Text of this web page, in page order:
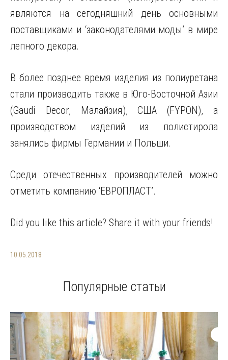
являются на сегодняшний день основными
поставщиками и ‘законодателями моды’ в мире
лепного декора.
В более позднее время изделия из полиуретана
стали производить также в Юго-Восточной Азии
(Gaudi Decor, Малайзия), США (FYPON), а
производством изделий из полистирола
занялись фирмы Германии и Польши.
Среди отечественных производителей можно
отметить компанию ‘ЕВРОПЛАСТ’.
Did you like this article? Share it with your friends!
10.05.2018
Популярные статьи